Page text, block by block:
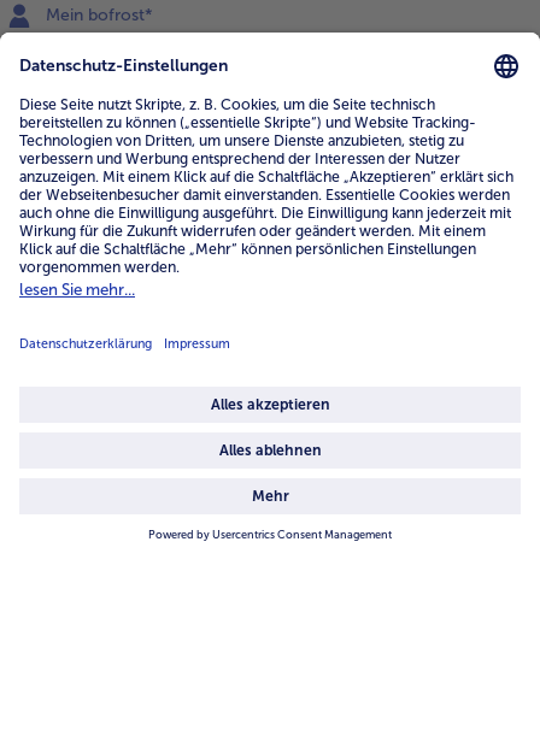
Mein bofrost*
0800 - 000 19 18
Mo.-Fr.: 7-21 Uhr Sa: 8-16 Uhr
Service
Unternehmen
Über uns